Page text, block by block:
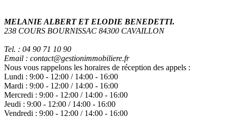
MELANIE ALBERT ET ELODIE BENEDETTI.
238 COURS BOURNISSAC 84300 CAVAILLON
Tel. : 04 90 71 10 90
Email : contact@gestionimmobiliere.fr
Nous vous rappelons les horaires de réception des appels :
Lundi : 9:00 - 12:00 / 14:00 - 16:00
Mardi : 9:00 - 12:00 / 14:00 - 16:00
Mercredi : 9:00 - 12:00 / 14:00 - 16:00
Jeudi : 9:00 - 12:00 / 14:00 - 16:00
Vendredi : 9:00 - 12:00 / 14:00 - 16:00